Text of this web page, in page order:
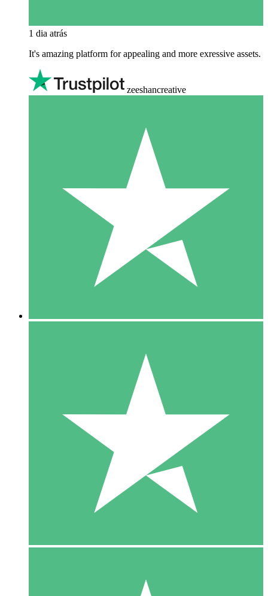
1 dia atrás
It's amazing platform for appealing and more exressive assets.
zeeshancreative